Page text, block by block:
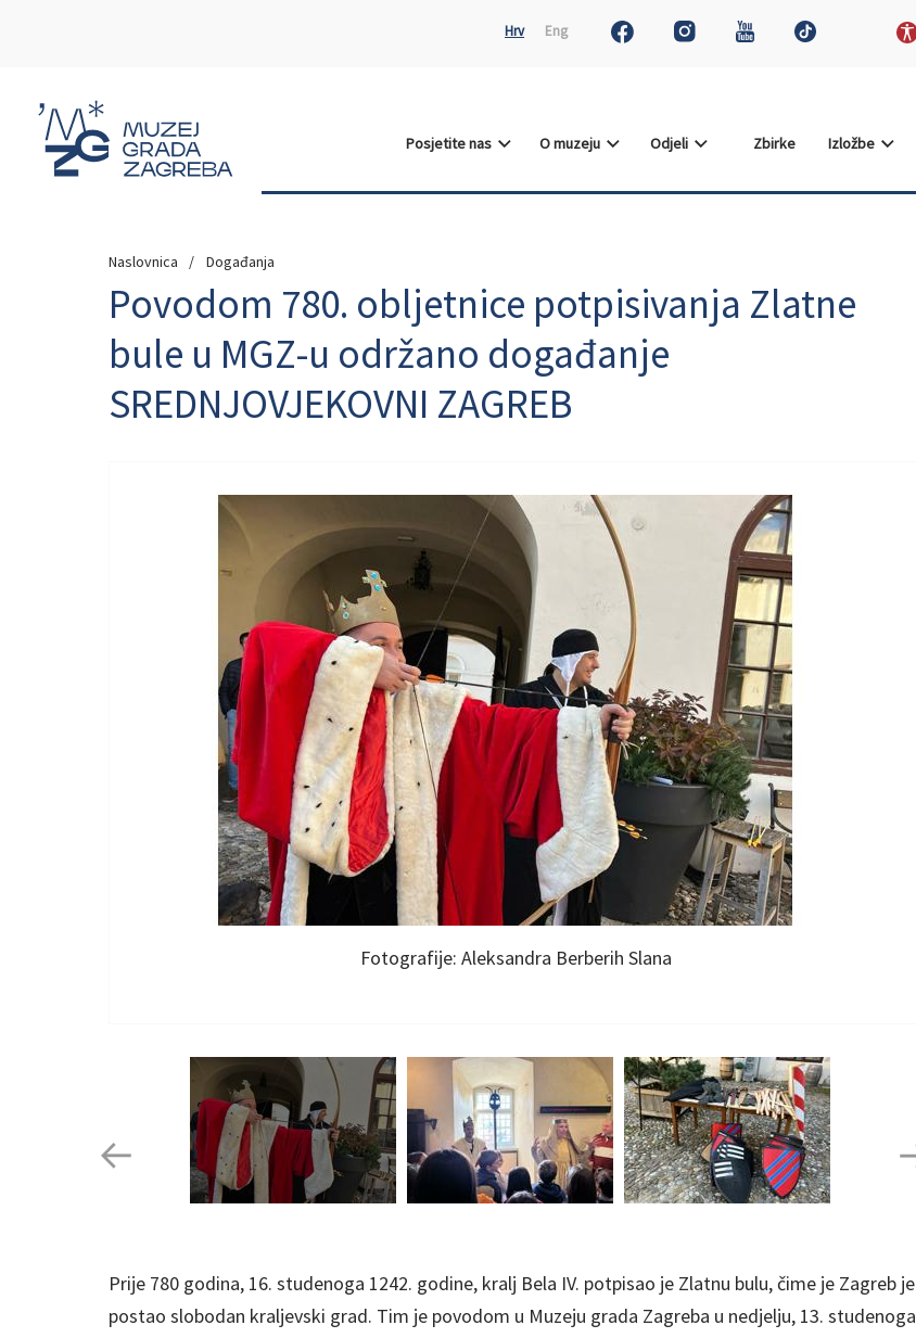
Hrv Eng
Posjetite nas O muzeju Odjeli Zbirke Izložbe
Naslovnica Događanja
Povodom 780. obljetnice potpisivanja Zlatne
bule u MGZ-u održano događanje
SREDNJOVJEKOVNI ZAGREB
Fotografije: Aleksandra Berberih Slana
Prije 780 godina, 16. studenoga 1242. godine, kralj Bela IV. potpisao je Zlatnu bulu, čime je Zagreb je
postao slobodan kraljevski grad. Tim je povodom u Muzeju grada Zagreba u nedjelju, 13. studenoga